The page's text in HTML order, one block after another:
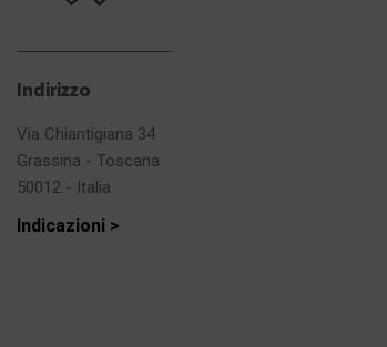
Indirizzo
Via Chiantigiana 34
Grassina - Toscana
50012 - Italia
Indicazioni >